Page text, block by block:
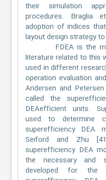
their simulation
procedures. Braglia
adoption of indices
layout design strategy
FDEA is the
literature related to this
used in different
operation evaluation
Andersen and
called the
DEAefficient units.
used to determine
superefficiency DEA
Seiford and Zhu
superefficiency DEA
the necessary and
developed for the